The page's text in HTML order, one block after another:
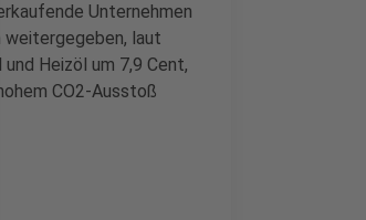
Unternehmen
weitergegeben, laut
Heizöl um 7,9 Cent,
CO2-Ausstoß